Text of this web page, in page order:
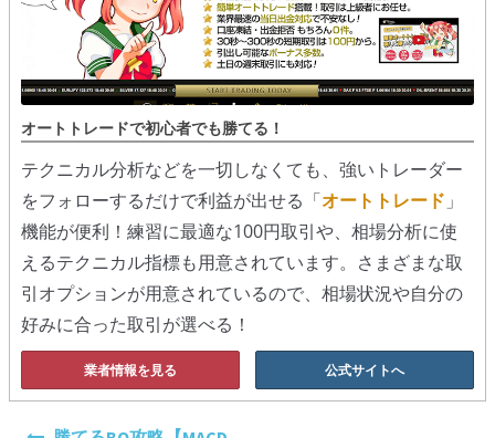
オートトレードで初心者でも勝てる！
テクニカル分析などを一切しなくても、強いトレーダー
をフォローするだけで利益が出せる「オートトレード 」
機能が便利！練習に最適な100円取引や、相場分析に使
えるテクニカル指標も用意されています。さまざまな取
引オプションが用意されているので、相場状況や自分の
好みに合った取引が選べる！
業者情報を見る 公式サイトへ